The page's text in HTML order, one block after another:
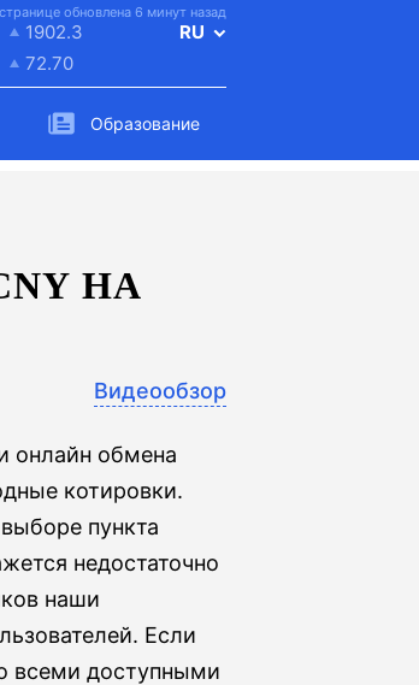
обновлена 6 минут назад
1902.3
72.70
RU
Образование
НА
Видеообзор
онлайн обмена
котировки.
пункта
недостаточно
наши
Если
всеми доступными